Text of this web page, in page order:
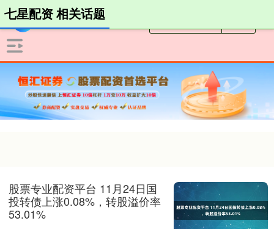
七星配资 相关话题
股票专业配资平台 11月24日国
投转债上涨0.08%，转股溢价率
53.01%